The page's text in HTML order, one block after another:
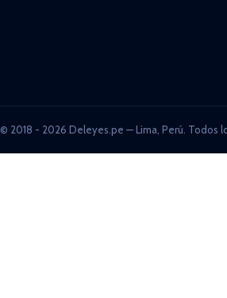
© 2018 - 2026 Deleyes.pe — Lima, Perú. Todos